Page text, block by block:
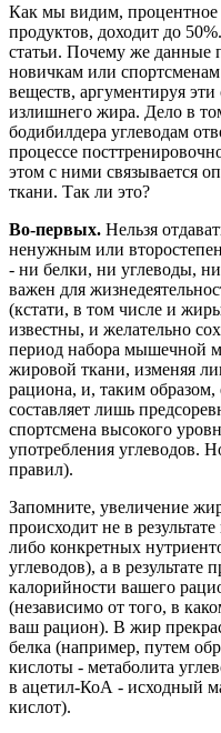
Как мы видим, процентное
продуктов, доходит до
статьи. Почему же данные
новичкам или
веществ, аргументируя
излишнего жира. Дело в
бодибилдера углеводам
процессе
этом с ними связывается
ткани. Так ли это?
Во-первых. Нельзя
ненужным или
- ни белки, ни углеводы,
важен для
(кстати, в том числе и
известны, и желательно
период набора мышечной
жировой ткани, изменяя
рациона, и, таким
составляет лишь
спортсмена высокого
употребления углеводов.
правил).
Запомните, увеличение
происходит не в
либо конкретных
углеводов), а в
калорийности вашего
(независимо от того, в
ваш рацион). В жир
белка (например, путем
кислоты - метаболита
в ацетил-КоА - исходный
кислот).